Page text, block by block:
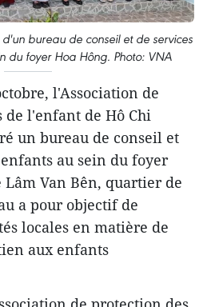
bureau de conseil et de services
du foyer Hoa Hông. Photo: VNA
l'Association de
l'enfant de Hô Chi
un bureau de conseil et
au sein du foyer
Lâm Van Bên, quartier de
a pour objectif de
locales en matière de
aux enfants